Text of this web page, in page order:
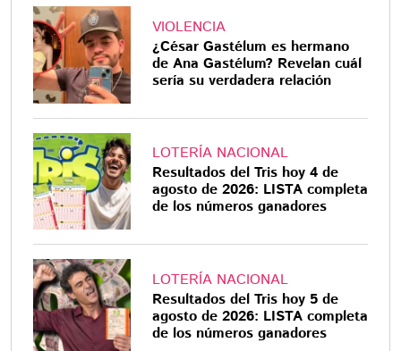
VIOLENCIA
¿César Gastélum es hermano
de Ana Gastélum? Revelan cuál
sería su verdadera relación
LOTERÍA NACIONAL
Resultados del Tris hoy 4 de
agosto de 2026: LISTA completa
de los números ganadores
LOTERÍA NACIONAL
Resultados del Tris hoy 5 de
agosto de 2026: LISTA completa
de los números ganadores